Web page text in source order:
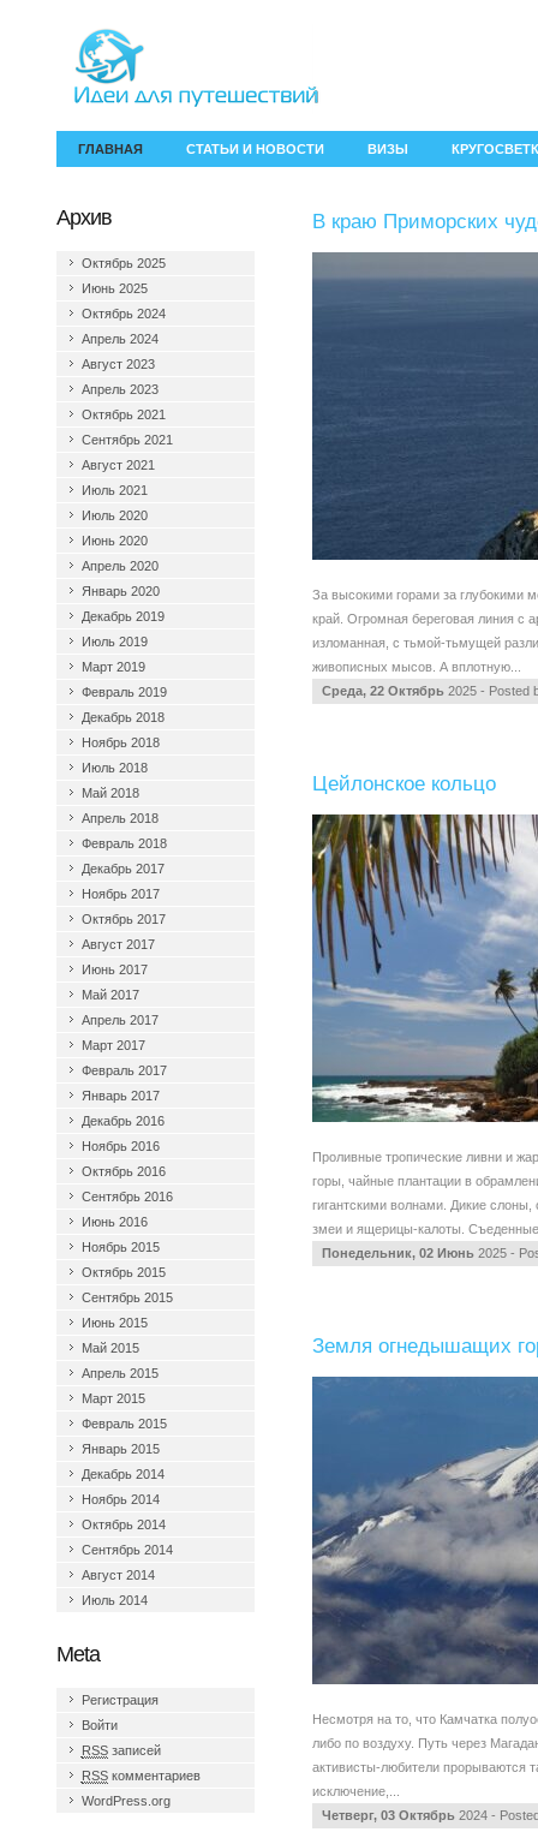
ГЛАВНАЯ СТАТЬИ И НОВОСТИ ВИЗЫ
Архив
Октябрь 2025
Июнь 2025
Октябрь 2024
Апрель 2024
Август 2023
Апрель 2023
Октябрь 2021
Сентябрь 2021
Август 2021
Июль 2021
Июль 2020
Июнь 2020
Апрель 2020
Январь 2020
Декабрь 2019
Июль 2019
Март 2019
Февраль 2019
Декабрь 2018
Ноябрь 2018
Июль 2018
Май 2018
Апрель 2018
Февраль 2018
Декабрь 2017
Ноябрь 2017
Октябрь 2017
Август 2017
Июнь 2017
Май 2017
Апрель 2017
Март 2017
Февраль 2017
Январь 2017
Декабрь 2016
Ноябрь 2016
Октябрь 2016
Сентябрь 2016
Июнь 2016
Ноябрь 2015
Октябрь 2015
Сентябрь 2015
Июнь 2015
Май 2015
Апрель 2015
Март 2015
Февраль 2015
Январь 2015
Декабрь 2014
Ноябрь 2014
Октябрь 2014
Сентябрь 2014
Август 2014
Июль 2014
Meta
Регистрация
Войти
RSSзаписей
RSSкомментариев
WordPress.org
В краю Приморских
За высокими горами за глубокими
край. Огромная береговая линия с
изломанная, с тьмой-тьмущей
живописных мысов. А вплотную...
Среда, 22 Октябрь2025 - Posted
Цейлонское кольцо
Проливные тропические ливни и
горы, чайные плантации в
гигантскими волнами. Дикие
змеи и ящерицы-калоты.
Понедельник, 02 Июнь2025 -
Земля огнедышащих
Несмотря на то, что Камчатка
либо по воздуху. Путь через
активисты-любители прорываются
исключение,...
Четверг, 03 Октябрь2024 -